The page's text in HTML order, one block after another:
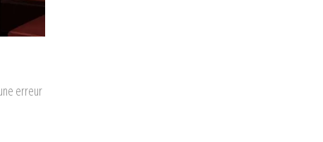
erreur